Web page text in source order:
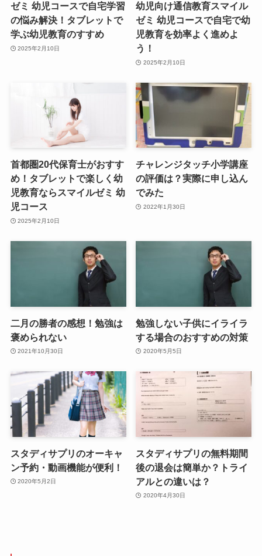
ゼミ 幼児コースで自宅学習
の悩み解決！タブレットで
学ぶ幼児教育のすすめ
2025年2月10日
幼児向け通信教育スマイル
ゼミ 幼児コースで自宅で幼
児教育を効率よく進めよ
う！
2025年2月10日
首都圏20代保育士がおすす
め！タブレットで楽しく幼
児教育ならスマイルゼミ 幼
児コース
2025年2月10日
チャレンジタッチ小学講座
の評価は？実際に申し込ん
でみた
2022年1月30日
二月の勝者の感想！勉強は
褒められない
2021年10月30日
勉強しない子供にイライラ
する場合のおすすめの対策
2020年5月5日
スタディサプリのオーキャ
ン予約・動画機能が便利！
2020年5月2日
スタディサプリの無料期間
後の退会は簡単か？トライ
アルとの違いは？
2020年4月30日